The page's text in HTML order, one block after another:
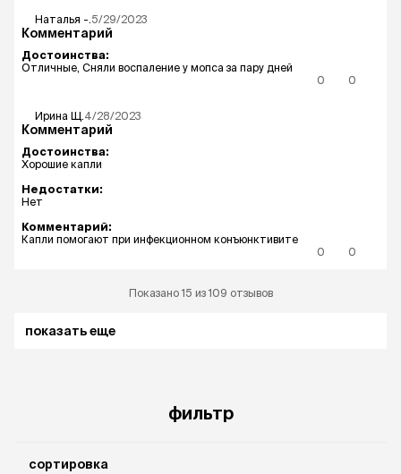
Наталья -. 5/29/2023
Комментарий
Достоинства:
Отличные, Сняли воспаление у мопса за пару дней
0
0
Ирина Щ. 4/28/2023
Комментарий
Достоинства:
Хорошие капли
Недостатки:
Нет
Комментарий:
Капли помогают при инфекционном конъюнктивите
0
0
Показано 15 из 109 отзывов
показать еще
фильтр
cортировка